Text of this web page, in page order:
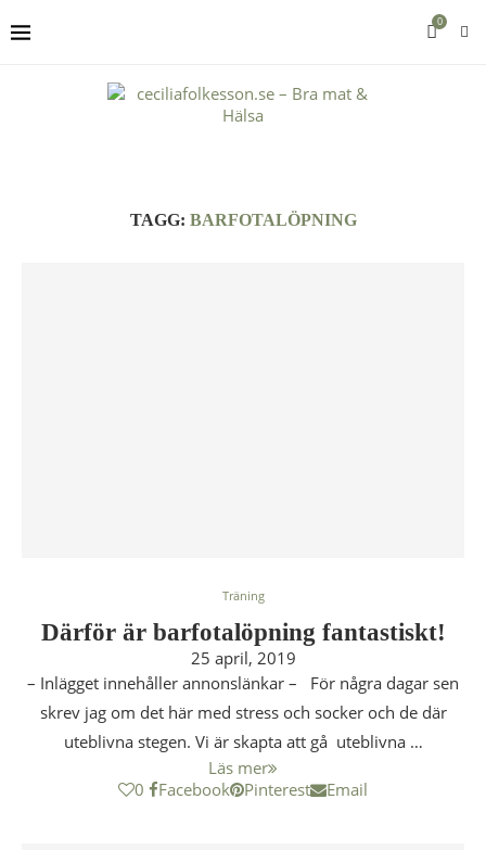
0
TAGG: BARFOTALÖPNING
Träning
Därför är barfotalöpning fantastiskt!
25 april, 2019
– Inlägget innehåller annonslänkar – För några dagar sen
skrev jag om det här med stress och socker och de där
uteblivna stegen. Vi är skapta att gå uteblivna …
Läs mer
0
Facebook Pinterest Email